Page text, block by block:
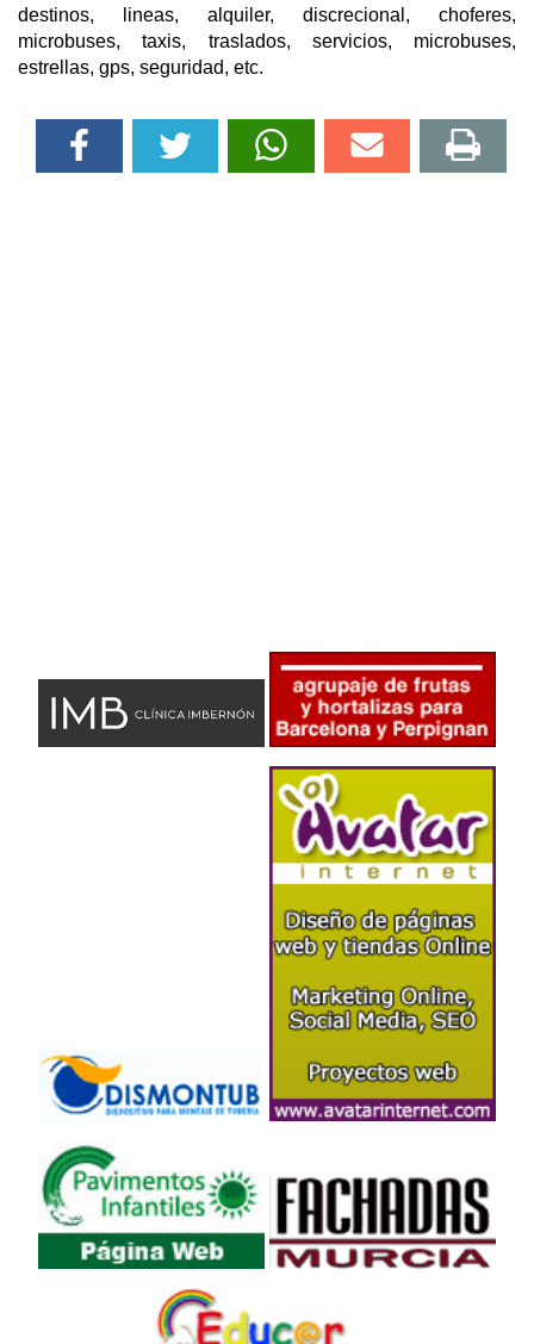
destinos, lineas, alquiler, discrecional, choferes,
microbuses, taxis, traslados, servicios, microbuses,
estrellas, gps, seguridad, etc.